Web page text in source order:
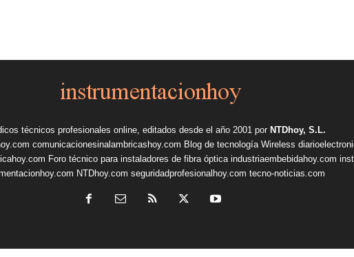
técnicos profesionales online, editados desde el año 2001 por NTDhoy, S.L.
comunicacionesinalambricashoy.com Blog de tecnología Wireless
Foro técnico para instaladores de fibra óptica industriaembebidahoy.com
NTDhoy.com seguridadprofesionalhoy.com tecno-noticias.com